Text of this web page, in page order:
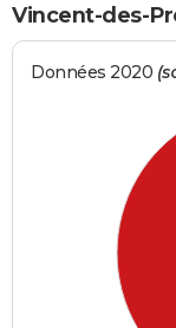
Vincent-des-
Données 2020